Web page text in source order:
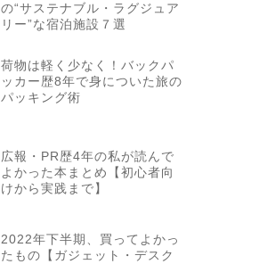
の“サステナブル・ラグジュア
リー”な宿泊施設７選
荷物は軽く少なく！バックパ
ッカー歴8年で身についた旅の
パッキング術
広報・PR歴4年の私が読んで
よかった本まとめ【初心者向
けから実践まで】
2022年下半期、買ってよかっ
たもの【ガジェット・デスク